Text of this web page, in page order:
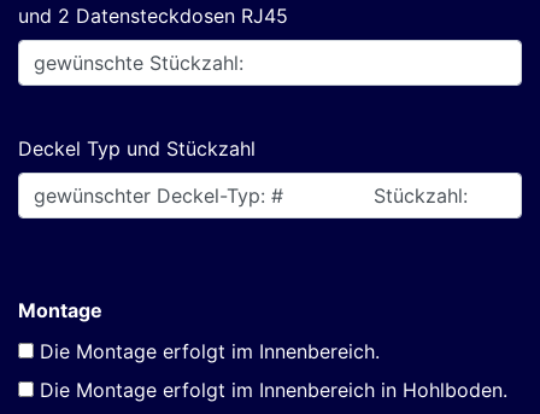
und 2 Datensteckdosen RJ45
Deckel Typ und Stückzahl
Montage
Die Montage erfolgt im Innenbereich.
Die Montage erfolgt im Innenbereich in Hohlboden.